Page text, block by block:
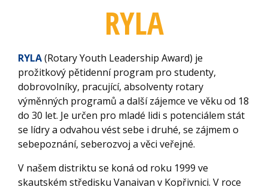
RYLA
RYLA(Rotary Youth Leadership Award) je
prožitkový pětidenní program pro studenty,
dobrovolníky, pracující, absolventy rotary
výměnných programů a další zájemce ve věku od 18
do 30 let. Je určen pro mladé lidi s potenciálem stát
se lídry a odvahou vést sebe i druhé, se zájmem o
sebepoznání, seberozvoj a věci veřejné.
V našem distriktu se koná od roku 1999 ve
skautském středisku Vanaivan v Kopřivnici. V roce